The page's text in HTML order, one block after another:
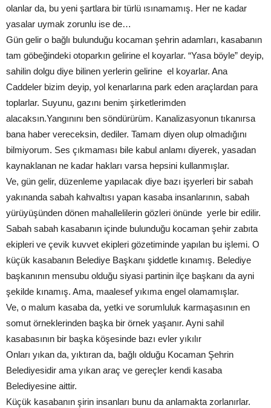
olanlar da, bu yeni şartlara bir türlü ısınamamış. Her ne kadar
yasalar uymak zorunlu ise de…
Gün gelir o bağlı bulunduğu kocaman şehrin adamları, kasabanın
tam göbeğindeki otoparkın gelirine el koyarlar. “Yasa böyle” deyip,
sahilin dolgu diye bilinen yerlerin gelirine el koyarlar. Ana
Caddeler bizim deyip, yol kenarlarına park eden araçlardan para
toplarlar. Suyunu, gazını benim şirketlerimden
alacaksın.Yangınını ben söndürürüm. Kanalizasyonun tıkanırsa
bana haber vereceksin, dediler. Tamam diyen olup olmadığını
bilmiyorum. Ses çıkmaması bile kabul anlamı diyerek, yasadan
kaynaklanan ne kadar hakları varsa hepsini kullanmışlar.
Ve, gün gelir, düzenleme yapılacak diye bazı işyerleri bir sabah
yakınanda sabah kahvaltısı yapan kasaba insanlarının, sabah
yürüyüşünden dönen mahallelilerin gözleri önünde yerle bir edilir.
Sabah sabah kasabanın içinde bulunduğu kocaman şehir zabıta
ekipleri ve çevik kuvvet ekipleri gözetiminde yapılan bu işlemi. O
küçük kasabanın Belediye Başkanı şiddetle kınamış. Belediye
başkanının mensubu olduğu siyasi partinin ilçe başkanı da ayni
şekilde kınamış. Ama, maalesef yıkıma engel olamamışlar.
Ve, o malum kasaba da, yetki ve sorumluluk karmaşasının en
somut örneklerinden başka bir örnek yaşanır. Ayni sahil
kasabasının bir başka köşesinde bazı evler yıkılır
Onları yıkan da, yıktıran da, bağlı olduğu Kocaman Şehrin
Belediyesidir ama yıkan araç ve gereçler kendi kasaba
Belediyesine aittir.
Küçük kasabanın şirin insanları bunu da anlamakta zorlanırlar.